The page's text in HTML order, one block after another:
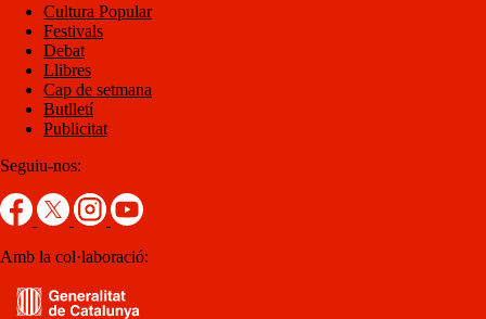
Cultura Popular
Festivals
Debat
Llibres
Cap de setmana
Butlletí
Publicitat
Seguiu-nos:
Amb la col·laboració: